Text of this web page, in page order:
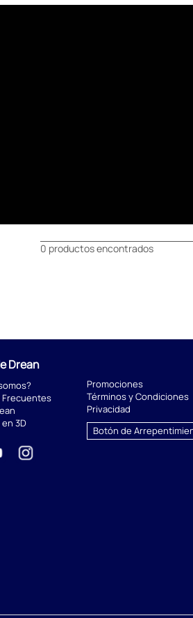
0 productos encontrados
Drean
Frecuentes
3D
Promociones
Términos y Condiciones
Privacidad
Botón de